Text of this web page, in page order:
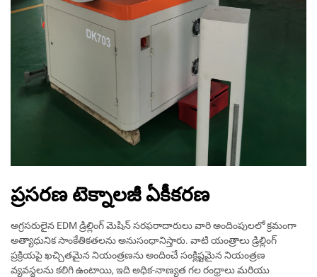
ప్రసరణ టెక్నాలజీ ఏకీకరణ
అగ్రసరులైన EDM డ్రిల్లింగ్ మెషిన్ సరఫరాదారులు వారి అందింపులలో క్రమంగా
అత్యాధునిక సాంకేతికతలను అనుసంధానిస్తారు. వాటి యంత్రాలు డ్రిల్లింగ్
ప్రక్రియపై ఖచ్చితమైన నియంత్రణను అందించే సంక్లిష్టమైన నియంత్రణ
వ్యవస్థలను కలిగి ఉంటాయి, ఇది అధిక-నాణ్యత గల రంధ్రాలు మరియు